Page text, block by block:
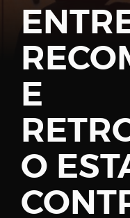
Remember
Register
E
O